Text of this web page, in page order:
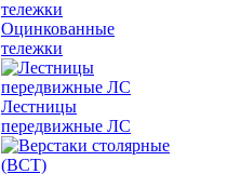
Оцинкованные
тележки
Лестницы
передвижные ЛС